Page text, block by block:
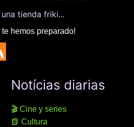
tienda friki...
te hemos preparado!
Notícias diarias
🎬 Cine y series
📗 Cultura